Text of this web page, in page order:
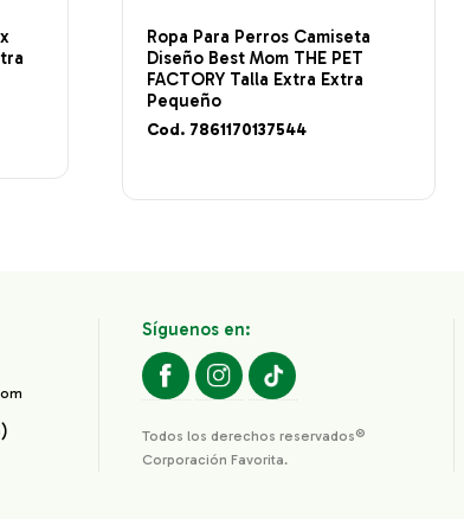
Ropa Para Perros Camiseta
Diseño Best Mom THE PET
FACTORY Talla Extra Extra
Pequeño
Cod. 7861170137544
Síguenos en:
Todos los derechos reservados®
Corporación Favorita.